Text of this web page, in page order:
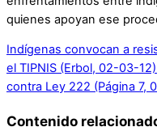
quienes apoyan ese
Indígenas convocan a
el TIPNIS (Erbol, 02-03-12)
contra Ley 222 (Página 7,
Contenido